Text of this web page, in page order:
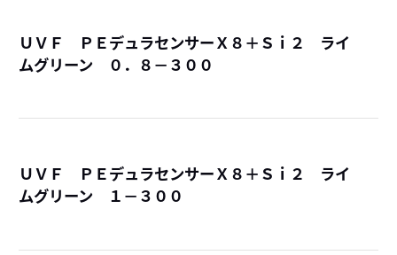
ＵＶＦ ＰＥデュラセンサーＸ８＋Ｓｉ２ ライ
ムグリーン ０．８－３００
ＵＶＦ ＰＥデュラセンサーＸ８＋Ｓｉ２ ライ
ムグリーン １－３００